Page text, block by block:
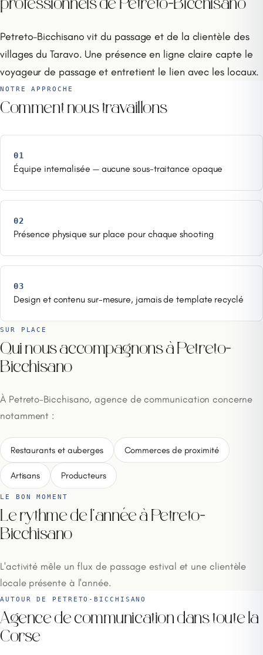
professionnels de Petreto-Bicchisano
Petreto-Bicchisano vit du passage et de la clientèle des
villages du Taravo. Une présence en ligne claire capte le
voyageur de passage et entretient le lien avec les locaux.
NOTRE APPROCHE
Comment nous travaillons
01
Équipe internalisée — aucune sous-traitance opaque
02
Présence physique sur place pour chaque shooting
03
Design et contenu sur-mesure, jamais de template recyclé
SUR PLACE
Qui nous accompagnons à Petreto-
Bicchisano
À Petreto-Bicchisano, agence de communication concerne
notamment :
Restaurants et auberges Commerces de proximité
Artisans Producteurs
LE BON MOMENT
Le rythme de l'année à Petreto-
Bicchisano
L'activité mêle un flux de passage estival et une clientèle
locale présente à l'année.
AUTOUR DE PETRETO-BICCHISANO
Agence de communication dans toute la
Corse